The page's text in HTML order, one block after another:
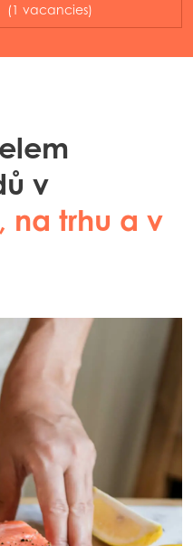
Italia
(1 vacancies)
v
trhu a v